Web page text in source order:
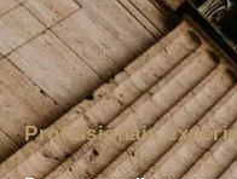
Profissionais